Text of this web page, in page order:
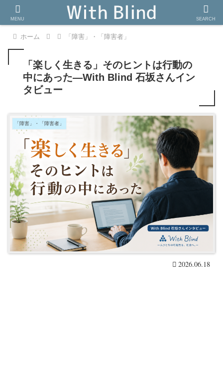
ホーム 「障害」・「障害者」
「楽しく生きる」そのヒントは行動の
中にあった―With Blind 石坂さんイン
タビュー
「障害」・「障害者」
2026.06.18
MENU SEARCH